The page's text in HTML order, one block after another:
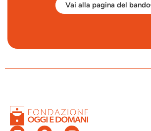
Vai alla pagina del bando